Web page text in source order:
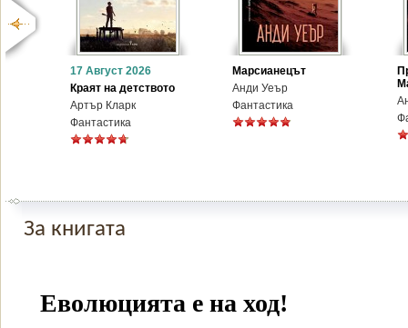
17 Август 2026
Краят на детството
Артър Кларк
Фантастика
Марсианецът
Анди Уеър
Фантастика
За книгата
Еволюцията е на ход!